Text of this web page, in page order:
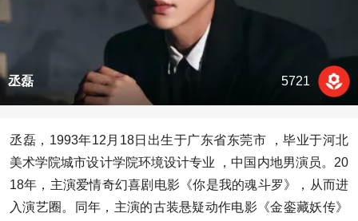
丞磊 5721
丞磊，1993年12月18日出生于广东省东莞市 ，毕业于河北
美术学院城市设计学院环境设计专业 ，中国内地男演员。20
18年，主演爱情奇幻喜剧电影《你是我的魂斗罗》，从而进
入演艺圈。同年，主演的古装悬疑动作电影《金銮藏妖传》